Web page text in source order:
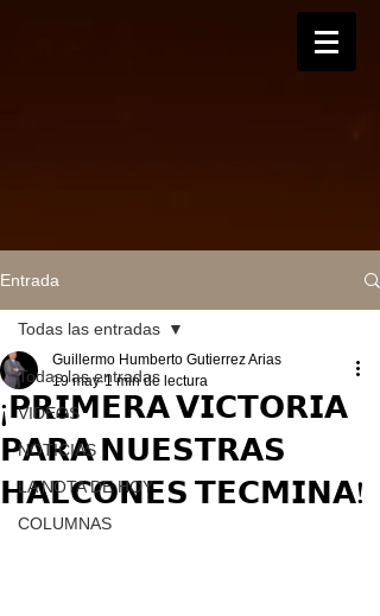
Entrada
Todas las entradas
VIDEOS
NOTICIAS
LA NOTA DE HOY
COLUMNAS
Todas las entradas
¡𝗣𝗥𝗜𝗠𝗘𝗥𝗔 𝗩𝗜𝗖𝗧𝗢𝗥𝗜𝗔
𝗣𝗔𝗥𝗔 𝗡𝗨𝗘𝗦𝗧𝗥𝗔𝗦
𝗛𝗔𝗟𝗖𝗢𝗡𝗘𝗦 𝗧𝗘𝗖𝗠𝗜𝗡𝗔!
Guillermo Humberto Gutierrez Arias
19 may 1 min de lectura